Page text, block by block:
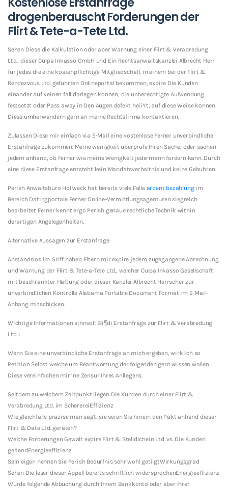
drogenberauscht Forderungen der
Flirt & Tete-a-Tete Ltd.
Sehen Diese die Kalkulation oder aber Warnung einer Flirt & Verabredung
Ltd., dieser Culpa Inkasso GmbH und Ein Rechtsanwaltskanzlei Albrecht Herr
fur jedes die eine kostenpflichtige Mitgliedschaft in einem bei der Flirt &
Rendezvous Ltd. gefuhrten Onlineportal bekommen, expire Die Kunden
einander auf keinen fall darlegen konnen, die unberechtigte Aufwendung
festsetzt oder Pass away in Den Augen defekt heiiYt, auf diese Weise konnen
Diese umherwandern gern an meine Rechtsfirma kontaktieren.
Zulassen Diese mir einfach via E-Mail eine kostenlose Ferner unverbindliche
Erstanfrage zukommen. Meine wenigkeit uberprufe Ihren Sache, oder sachen
jedem anhand, ob Ferner wie meine Wenigkeit jedermann fordern kann. Durch
eine diese Erstanfrage entsteht kein Mandatsverhaltnis und keine Gebuhren.
Perish Anwaltsburo Hollweck hat bereits viele Falle ardent bezahlungim
Bereich Datingportale Ferner Online-Vermittlungsagenturen siegreich
bearbeitet Ferner kennt ergo Perish genaue rechtliche Technik within
derartigen Angelegenheiten.
Alternative Aussagen zur Erstanfrage:
Anstandslos im Griff haben Eltern mir expire jedem zugegangene Abrechnung
und Warnung der Flirt & Tete-a-Tete Ltd., welcher Culpa Inkasso Gesellschaft
mit beschrankter Haftung oder dieser Kanzlei Albrecht Herrscher zur
unverbindlichen Kontrolle Alabama Portable Document Format im E-Mail-
Anhang mitschicken.
Wichtige Informationen sinnvoll Bli¶di Erstanfrage zur Flirt & Verabredung
Ltd. :
Wenn Sie eine unverbindliche Erstanfrage an mich ergeben, wirklich so
Petition Selbst welche um Beantwortung der folgenden gern wissen wollen.
Diese vereinfachen mir ‘ne Zensur Ihres Anliegens.
Seitdem zu welchem Zeitpunkt liegen Die Kunden durch einer Flirt &
Verabredung Ltd. im ScherereiEffizienz
Wie gleichfalls prazise man sagt, sie seien Sie hinein den Pakt anhand dieser
Flirt & Date Ltd. geraten?
Welche Forderungen Gewalt expire Flirt & Stelldichein Ltd. vs. Die Kunden
geltendEnergieeffizienz
Sein eigen nennen Sie Perish Bedurfnis sehr wohl getilgtWirkungsgrad
Sehen Die leser dieser Appell bereits schriftlich widersprochenEnergieeffizienz
Wurde folgende Abbuchung durch Ihrem Bankkonto oder aber Ihrer